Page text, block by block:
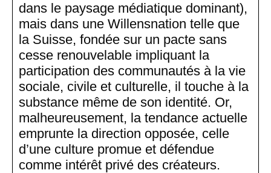
dans le paysage médiatique dominant),
mais dans une Willensnation telle que
la Suisse, fondée sur un pacte sans
cesse renouvelable impliquant la
participation des communautés à la vie
sociale, civile et culturelle, il touche à la
substance même de son identité. Or,
malheureusement, la tendance actuelle
emprunte la direction opposée, celle
d’une culture promue et défendue
comme intérêt privé des créateurs.